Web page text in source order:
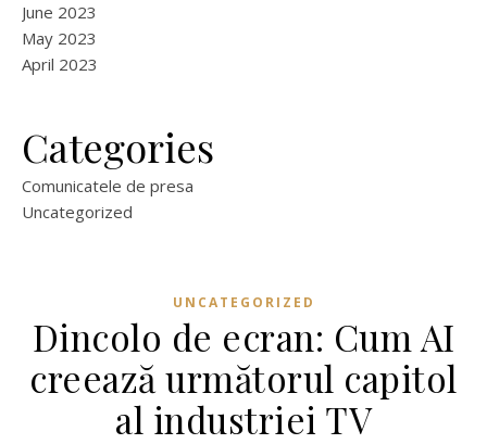
June 2023
May 2023
April 2023
Categories
Comunicatele de presa
Uncategorized
UNCATEGORIZED
Dincolo de ecran: Cum AI
creează următorul capitol
al industriei TV